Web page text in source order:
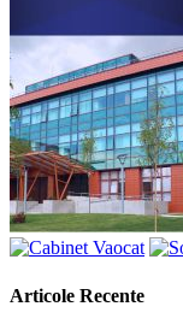
Articole Recente